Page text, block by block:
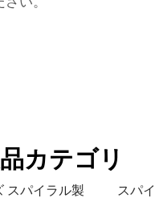
カテゴリ
スパイラル製
スパ